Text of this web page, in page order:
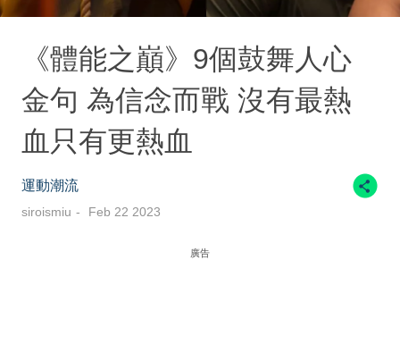
《體能之巔》9個鼓舞人心
金句 為信念而戰 沒有最熱
血只有更熱血
運動潮流
siroismiu Feb 22 2023
廣告